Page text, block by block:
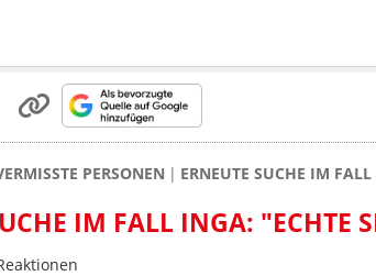
PERSONEN ERNEUTE SUCHE IM
IM FALL INGA: "ECHTE